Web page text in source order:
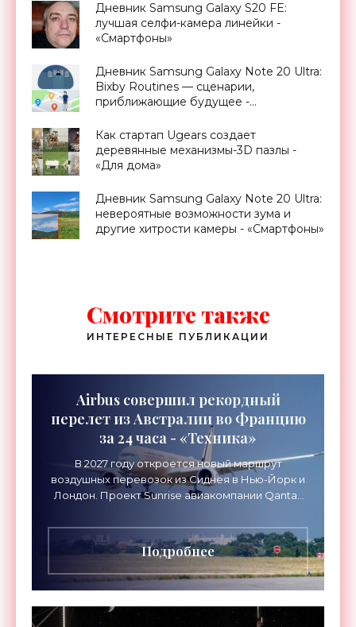
Дневник Samsung Galaxy S20 FE:
лучшая селфи-камера линейки -
«Смартфоны»
Дневник Samsung Galaxy Note 20 Ultra:
Bixby Routines — сценарии,
приближающие будущее -
Как стартап Ugears создает
деревянные механизмы-3D пазлы -
«Для дома»
Дневник Samsung Galaxy Note 20 Ultra:
невероятные возможности зума и
другие хитрости камеры - «Смартфоны»
Смотрите также
ИНТЕРЕСНЫЕ ПУБЛИКАЦИИ
Airbus совершил рекордный
перелет из Австралии во Францию
за 24 часа - «Техника»
В 2027 году откроется новый маршрут
воздушных перевозок из Сиднея в Нью-Йорк и
Лондон. Проект Sunrise авиакомпании Qantas
длительностью до 24
Подробнее